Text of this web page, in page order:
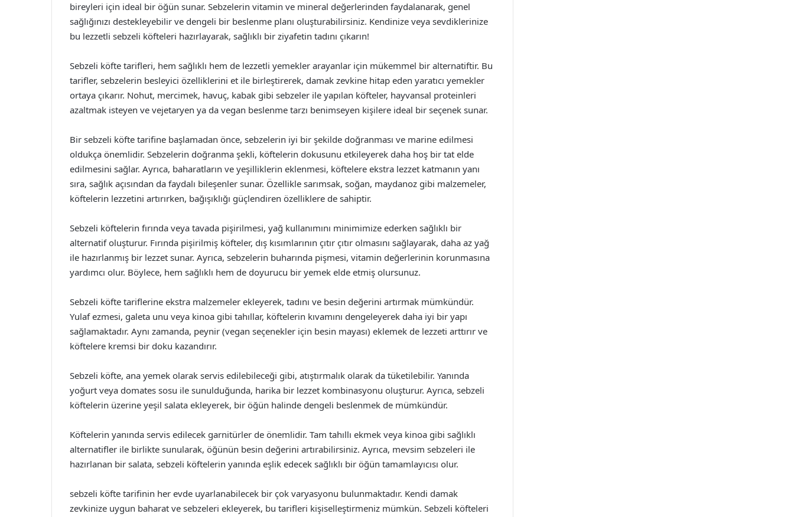
bireyleri için ideal bir öğün sunar. Sebzelerin vitamin ve mineral değerlerinden faydalanarak, genel
sağlığınızı destekleyebilir ve dengeli bir beslenme planı oluşturabilirsiniz. Kendinize veya sevdiklerinize
bu lezzetli sebzeli köfteleri hazırlayarak, sağlıklı bir ziyafetin tadını çıkarın!
Sebzeli köfte tarifleri, hem sağlıklı hem de lezzetli yemekler arayanlar için mükemmel bir alternatiftir. Bu
tarifler, sebzelerin besleyici özelliklerini et ile birleştirerek, damak zevkine hitap eden yaratıcı yemekler
ortaya çıkarır. Nohut, mercimek, havuç, kabak gibi sebzeler ile yapılan köfteler, hayvansal proteinleri
azaltmak isteyen ve vejetaryen ya da vegan beslenme tarzı benimseyen kişilere ideal bir seçenek sunar.
Bir sebzeli köfte tarifine başlamadan önce, sebzelerin iyi bir şekilde doğranması ve marine edilmesi
oldukça önemlidir. Sebzelerin doğranma şekli, köftelerin dokusunu etkileyerek daha hoş bir tat elde
edilmesini sağlar. Ayrıca, baharatların ve yeşilliklerin eklenmesi, köftelere ekstra lezzet katmanın yanı
sıra, sağlık açısından da faydalı bileşenler sunar. Özellikle sarımsak, soğan, maydanoz gibi malzemeler,
köftelerin lezzetini artırırken, bağışıklığı güçlendiren özelliklere de sahiptir.
Sebzeli köftelerin fırında veya tavada pişirilmesi, yağ kullanımını minimimize ederken sağlıklı bir
alternatif oluşturur. Fırında pişirilmiş köfteler, dış kısımlarının çıtır çıtır olmasını sağlayarak, daha az yağ
ile hazırlanmış bir lezzet sunar. Ayrıca, sebzelerin buharında pişmesi, vitamin değerlerinin korunmasına
yardımcı olur. Böylece, hem sağlıklı hem de doyurucu bir yemek elde etmiş olursunuz.
Sebzeli köfte tariflerine ekstra malzemeler ekleyerek, tadını ve besin değerini artırmak mümkündür.
Yulaf ezmesi, galeta unu veya kinoa gibi tahıllar, köftelerin kıvamını dengeleyerek daha iyi bir yapı
sağlamaktadır. Aynı zamanda, peynir (vegan seçenekler için besin mayası) eklemek de lezzeti arttırır ve
köftelere kremsi bir doku kazandırır.
Sebzeli köfte, ana yemek olarak servis edilebileceği gibi, atıştırmalık olarak da tüketilebilir. Yanında
yoğurt veya domates sosu ile sunulduğunda, harika bir lezzet kombinasyonu oluşturur. Ayrıca, sebzeli
köftelerin üzerine yeşil salata ekleyerek, bir öğün halinde dengeli beslenmek de mümkündür.
Köftelerin yanında servis edilecek garnitürler de önemlidir. Tam tahıllı ekmek veya kinoa gibi sağlıklı
alternatifler ile birlikte sunularak, öğünün besin değerini artırabilirsiniz. Ayrıca, mevsim sebzeleri ile
hazırlanan bir salata, sebzeli köftelerin yanında eşlik edecek sağlıklı bir öğün tamamlayıcısı olur.
sebzeli köfte tarifinin her evde uyarlanabilecek bir çok varyasyonu bulunmaktadır. Kendi damak
zevkinize uygun baharat ve sebzeleri ekleyerek, bu tarifleri kişiselleştirmeniz mümkün. Sebzeli köfteleri